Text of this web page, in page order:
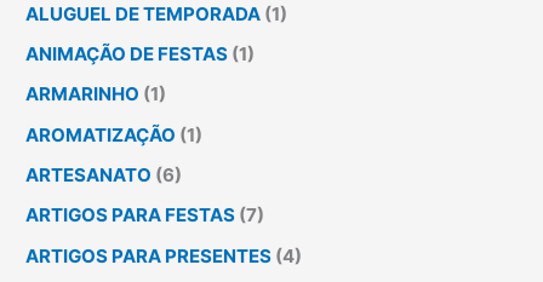
ALUGUEL DE TEMPORADA (1)
ANIMAÇÃO DE FESTAS (1)
ARMARINHO (1)
AROMATIZAÇÃO (1)
ARTESANATO (6)
ARTIGOS PARA FESTAS (7)
ARTIGOS PARA PRESENTES (4)